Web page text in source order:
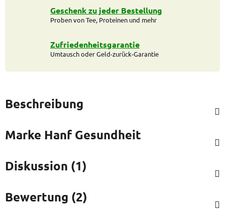
Geschenk zu jeder Bestellung
Proben von Tee, Proteinen und mehr
Zufriedenheitsgarantie
Umtausch oder Geld-zurück-Garantie
Beschreibung
Marke Hanf Gesundheit
Diskussion (1)
Bewertung (2)